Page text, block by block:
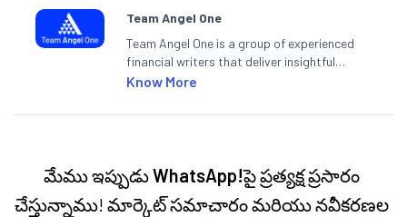
Team Angel One
Team Angel One is a group of experienced
financial writers that deliver insightful
articles on the stock market, IPO, economy,
categories.
Know More
మేము ఇప్పుడుWhatsApp!పై ప్రత్యక్ష ప్రసారం
చేస్తున్నాము! మార్కెట్ సమాచారం మరియు నవీకరణల